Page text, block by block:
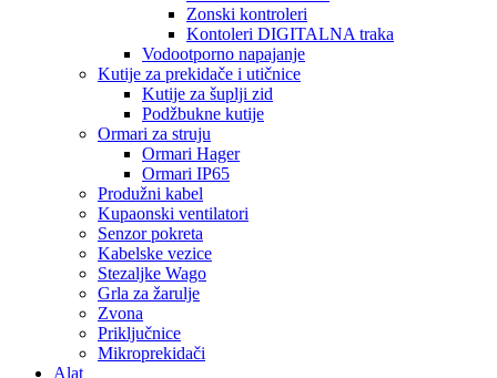
Zonski kontroleri
Kontoleri DIGITALNA traka
Vodootporno napajanje
Kutije za prekidače i utičnice
Kutije za šuplji zid
Podžbukne kutije
Ormari za struju
Ormari Hager
Ormari IP65
Produžni kabel
Kupaonski ventilatori
Senzor pokreta
Kabelske vezice
Stezaljke Wago
Grla za žarulje
Zvona
Priključnice
Mikroprekidači
Alat